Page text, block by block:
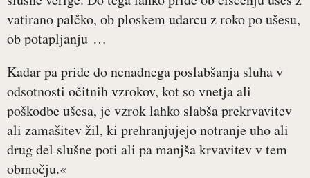
vatirano palčko, ob ploskem udarcu z roko po ušesu,
ob potapljanju …
Kadar pa pride do nenadnega poslabšanja sluha v
odsotnosti očitnih vzrokov, kot so vnetja ali
poškodbe ušesa, je vzrok lahko slabša prekrvavitev
ali zamašitev žil, ki prehranjujejo notranje uho ali
drug del slušne poti ali pa manjša krvavitev v tem
območju.«